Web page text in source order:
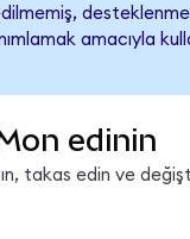
amacıyla
edinin
takas edin ve